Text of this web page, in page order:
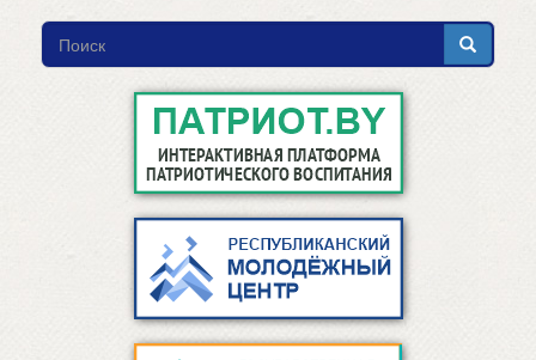
Форма
поиска